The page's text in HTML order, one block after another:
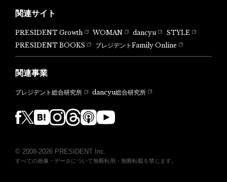
関連サイト
PRESIDENT Growth WOMAN dancyu
STYLE
PRESIDENT BOOKS
プレジデントFamily Online
関連事業
プレジデント総合研究所 dancyu総合研究所
© 2008-2026 PRESIDENT Inc.
すべての画像・データについて無断転用・無断転載を禁じます。